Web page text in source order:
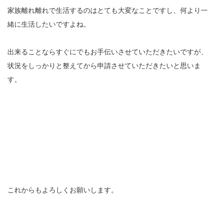
家族離れ離れで生活するのはとても大変なことですし、何より一
緒に生活したいですよね。
出来ることならすぐにでもお手伝いさせていただきたいですが、
状況をしっかりと整えてから申請させていただきたいと思いま
す。
これからもよろしくお願いします。